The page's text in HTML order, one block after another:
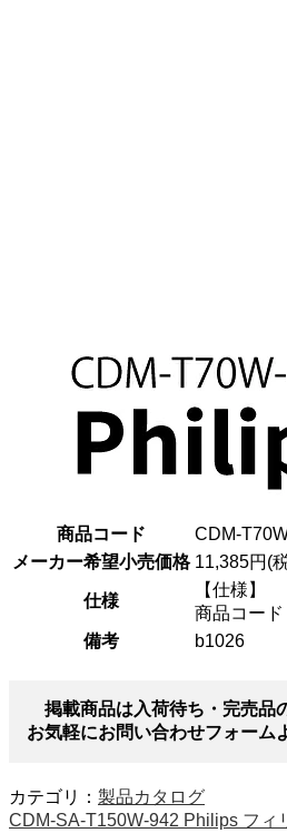
商品コード
CDM-
メーカー希望小売価格 11,385円(
仕様
【仕様】
商品コー
備考
b1026
掲載商品は入荷待ち・完売品
お気軽にお問い合わせフォーム
カテゴリ： 製品カタログ
CDM-SA-T150W-942 Philips フィ